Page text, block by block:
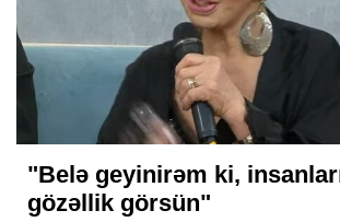
"Belə geyinirəm ki,
gözəllik görsün"